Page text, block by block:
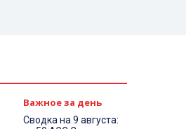
Важное за день
Сводка на 9 августа: